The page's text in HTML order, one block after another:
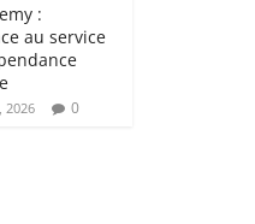
:
au service
2026 0